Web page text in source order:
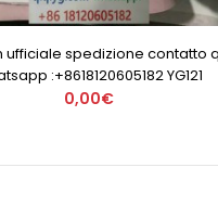
ufficiale spedizione contatto
:+8618120605182 YG121
0,00€